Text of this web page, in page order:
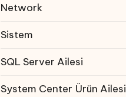
Network
Sistem
SQL Server Ailesi
System Center Ürün Ailesi